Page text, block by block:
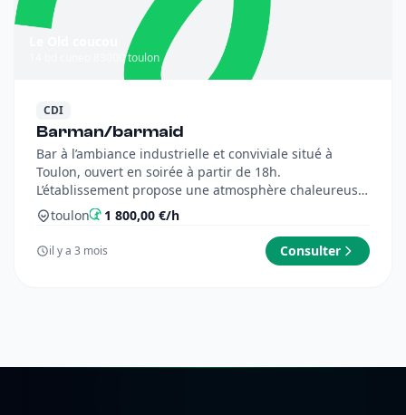
14 bd cuneo 83000 toulon
CDI
Barman/barmaid
Bar à l’ambiance industrielle et conviviale situé à
Toulon, ouvert en soirée à partir de 18h.
L’établissement propose une atmosphère chaleureuse,
entre afterwo...
toulon 1 800,00 €/h
il y a 3 mois Consulter